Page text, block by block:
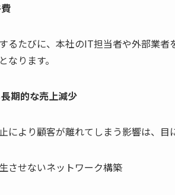
るたびに、本社のIT担当者や外部業
ります。
期的な売上減少
により顧客が離れてしまう影響は、目
させないネットワーク構築